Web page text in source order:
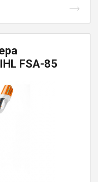
FSA-85